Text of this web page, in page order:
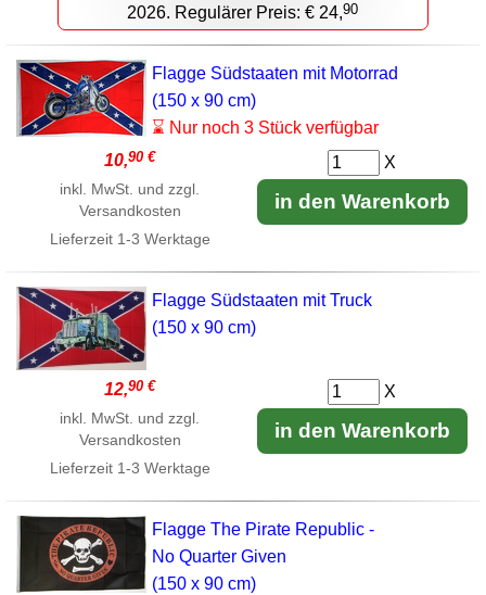
2026. Regulärer Preis: € 24,90
Flagge Südstaaten mit Motorrad
(150 x 90 cm)
⌛ Nur noch 3 Stück verfügbar
10,90 €
inkl. MwSt. und zzgl.
Versandkosten
Lieferzeit 1-3 Werktage
X
in den Warenkorb
Flagge Südstaaten mit Truck
(150 x 90 cm)
12,90 €
inkl. MwSt. und zzgl.
Versandkosten
Lieferzeit 1-3 Werktage
X
in den Warenkorb
Flagge The Pirate Republic -
No Quarter Given
(150 x 90 cm)